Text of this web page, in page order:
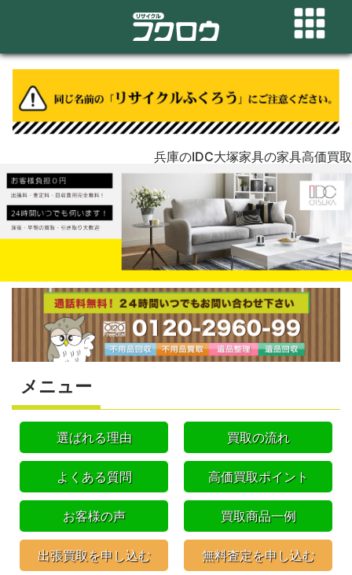
兵庫のIDC大塚家具の家具高価買取
メニュー
選ばれる理由 買取の流れ
よくある質問 高価買取ポイント
お客様の声 買取商品一例
出張買取を申し込む 無料査定を申し込む